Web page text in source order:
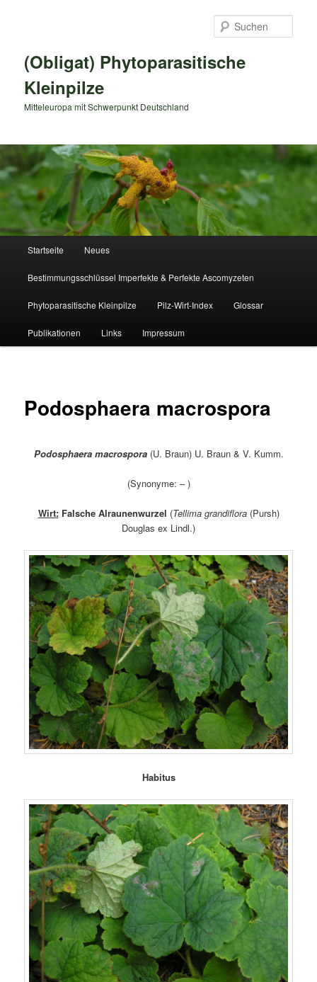
(Obligat) Phytoparasitische
Kleinpilze
Mitteleuropa mit Schwerpunkt Deutschland
Startseite Neues
Bestimmungsschlüssel Imperfekte & Perfekte Ascomyzeten
Phytoparasitische Kleinpilze Pilz-Wirt-Index Glossar
Publikationen Links Impressum
Podosphaera macrospora
Podosphaera macrospora(U. Braun) U. Braun & V. Kumm.
(Synonyme: – )
Wirt:Falsche Alraunenwurzel (Tellima grandiflora(Pursh)
Douglas ex Lindl.)
Habitus